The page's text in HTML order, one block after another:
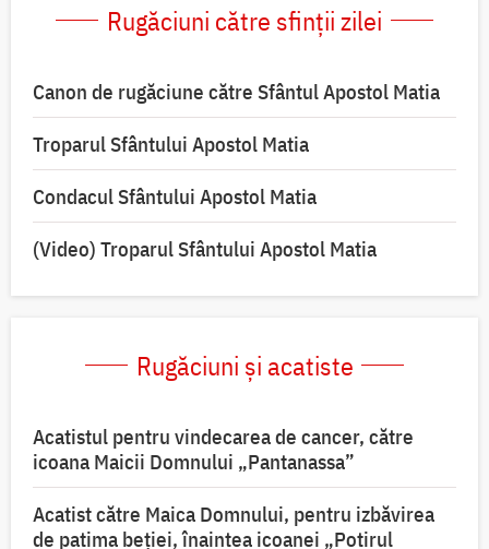
Rugăciuni către sfinții zilei
Canon de rugăciune către Sfântul Apostol Matia
Troparul Sfântului Apostol Matia
Condacul Sfântului Apostol Matia
(Video) Troparul Sfântului Apostol Matia
Rugăciuni și acatiste
Acatistul pentru vindecarea de cancer, către
icoana Maicii Domnului „Pantanassa”
Acatist către Maica Domnului, pentru izbăvirea
de patima beției, înaintea icoanei „Potirul